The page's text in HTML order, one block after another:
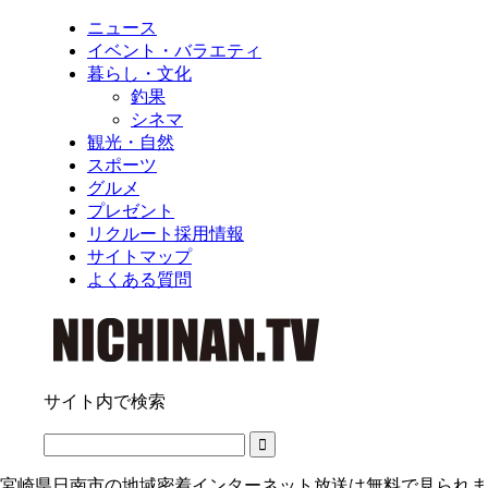
ニュース
イベント・バラエティ
暮らし・文化
釣果
シネマ
観光・自然
スポーツ
グルメ
プレゼント
リクルート採用情報
サイトマップ
よくある質問
サイト内で検索